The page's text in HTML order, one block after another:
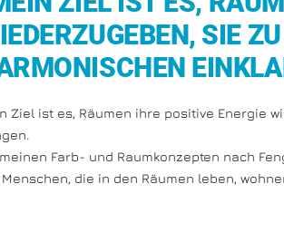
SIE
Ziel ist es, Räumen ihre positive Energie
Farb- und Raumkonzepten nach
die in den Räumen leben,